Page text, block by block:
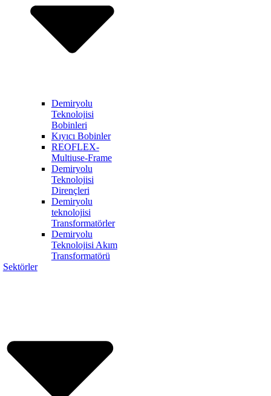
Demiryolu
Teknolojisi
Bobinleri
Kıyıcı Bobinler
REOFLEX-
Multiuse-Frame
Demiryolu
Teknolojisi
Dirençleri
Demiryolu
teknolojisi
Transformatörler
Demiryolu
Teknolojisi Akım
Transformatörü
Sektörler